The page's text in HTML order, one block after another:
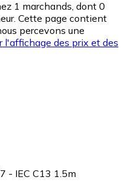
1 marchands, dont 0
Cette page contient
percevons une
l'affichage des prix et des
- IEC C13 1.5m